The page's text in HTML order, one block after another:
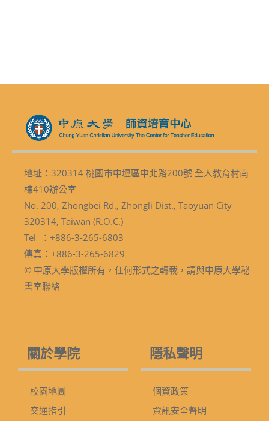
地址：320314 桃園市中壢區中北路200號 全人教育村南
棟410辦公室
No. 200, Zhongbei Rd., Zhongli Dist., Taoyuan City
320314, Taiwan (R.O.C.)
Tel ：+886-3-265-6803
傳真：+886-3-265-6829
© 中原大學版權所有，任何形式之轉載，請與中原大學秘
書室聯絡
關於學院
校園地圖
交通指引
隱私聲明
個資政策
資訊安全聲明